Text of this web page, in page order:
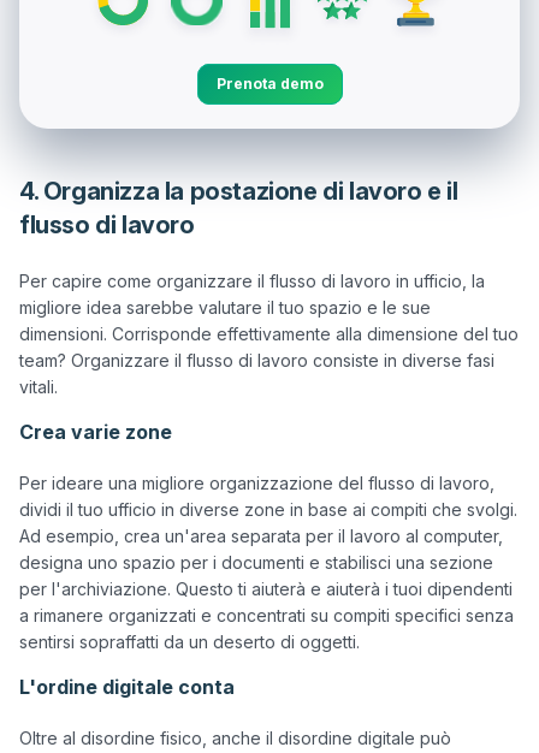
Prenota demo
4. Organizza la postazione di lavoro e il
flusso di lavoro
Per capire come organizzare il flusso di lavoro in ufficio, la
migliore idea sarebbe valutare il tuo spazio e le sue
dimensioni. Corrisponde effettivamente alla dimensione del tuo
team? Organizzare il flusso di lavoro consiste in diverse fasi
Crea varie zone
Per ideare una migliore organizzazione del flusso di lavoro,
dividi il tuo ufficio in diverse zone in base ai compiti che svolgi.
Ad esempio, crea un'area separata per il lavoro al computer,
designa uno spazio per i documenti e stabilisci una sezione
per l'archiviazione. Questo ti aiuterà e aiuterà i tuoi dipendenti
a rimanere organizzati e concentrati su compiti specifici senza
L'ordine digitale conta
Oltre al disordine fisico, anche il disordine digitale può